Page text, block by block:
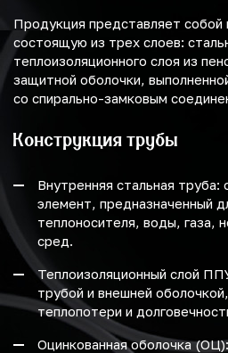
Продукция представляет собой
состоящую из трех слоев:
теплоизоляционного слоя из
защитной оболочки,
со спирально-замковым
Конструкция трубы
Внутренняя стальная труба:
элемент, предназначенный
теплоносителя, воды, газа,
сред.
Теплоизоляционный слой
трубой и внешней
теплопотери и
Оцинкованная оболочка